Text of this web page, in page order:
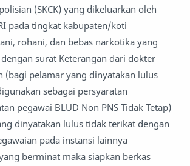
(SKCK) yang dikeluarkan oleh
pada tingkat kabupaten/koti
rohani, dan bebas narkotika yang
surat Keterangan dari dokter
(bagi pelamar yang dinyatakan lulus
sebagai persyaratan
pegawai BLUD Non PNS Tidak Tetap)
dinyatakan lulus tidak terikat dengan
pada instansi lainnya
berminat maka siapkan berkas